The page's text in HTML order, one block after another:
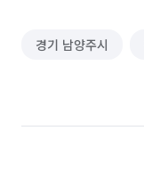
경기 남양주시